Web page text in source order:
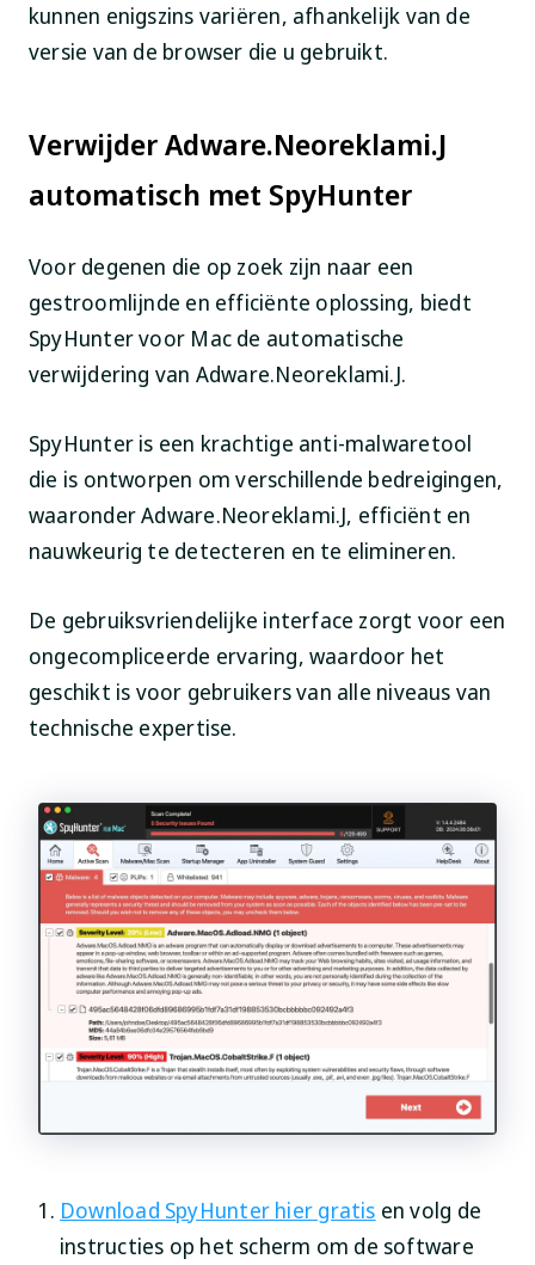
kunnen enigszins variëren, afhankelijk van de
versie van de browser die u gebruikt.
Verwijder Adware.Neoreklami.J
automatisch met SpyHunter
Voor degenen die op zoek zijn naar een
gestroomlijnde en efficiënte oplossing, biedt
SpyHunter voor Mac de automatische
verwijdering van Adware.Neoreklami.J.
SpyHunter is een krachtige anti-malwaretool
die is ontworpen om verschillende bedreigingen,
waaronder Adware.Neoreklami.J, efficiënt en
nauwkeurig te detecteren en te elimineren.
De gebruiksvriendelijke interface zorgt voor een
ongecompliceerde ervaring, waardoor het
geschikt is voor gebruikers van alle niveaus van
technische expertise.
Download SpyHunter hier gratis en volg de
instructies op het scherm om de software